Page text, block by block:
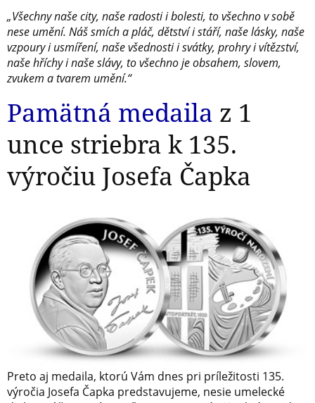
„Všechny naše city, naše radosti i bolesti, to všechno v sobě
nese umění. Náš smích a pláč, dětství i stáří, naše lásky, naše
vzpoury i usmíření, naše všednosti i svátky, prohry i vítězství,
naše hříchy i naše slávy, to všechno je obsahem, slovem,
zvukem a tvarem umění.“
Pamätná medaila z 1
unce striebra k 135.
výročiu Josefa Čapka
Preto aj medaila, ktorú Vám dnes pri príležitosti 135.
výročia Josefa Čapka predstavujeme, nesie umelecké